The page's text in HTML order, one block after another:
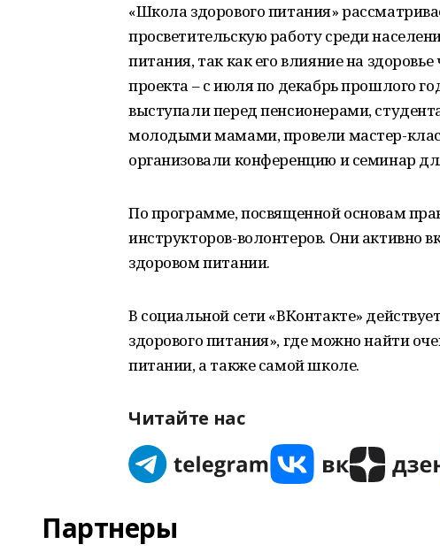
«Школа здорового питания»
просветительскую работу среди
питания, так как его влияние на
проекта – с июля по декабрь прошлого
выступали перед пенсионерами,
молодыми мамами, провели мастер-
организовали конференцию и семинар
По программе, посвященной основам
инструкторов-волонтеров. Они активно
здоровом питании.
В социальной сети «ВКонтакте»
здорового питания», где можно найти
питании, а также самой школе.
Читайте нас
Партнеры